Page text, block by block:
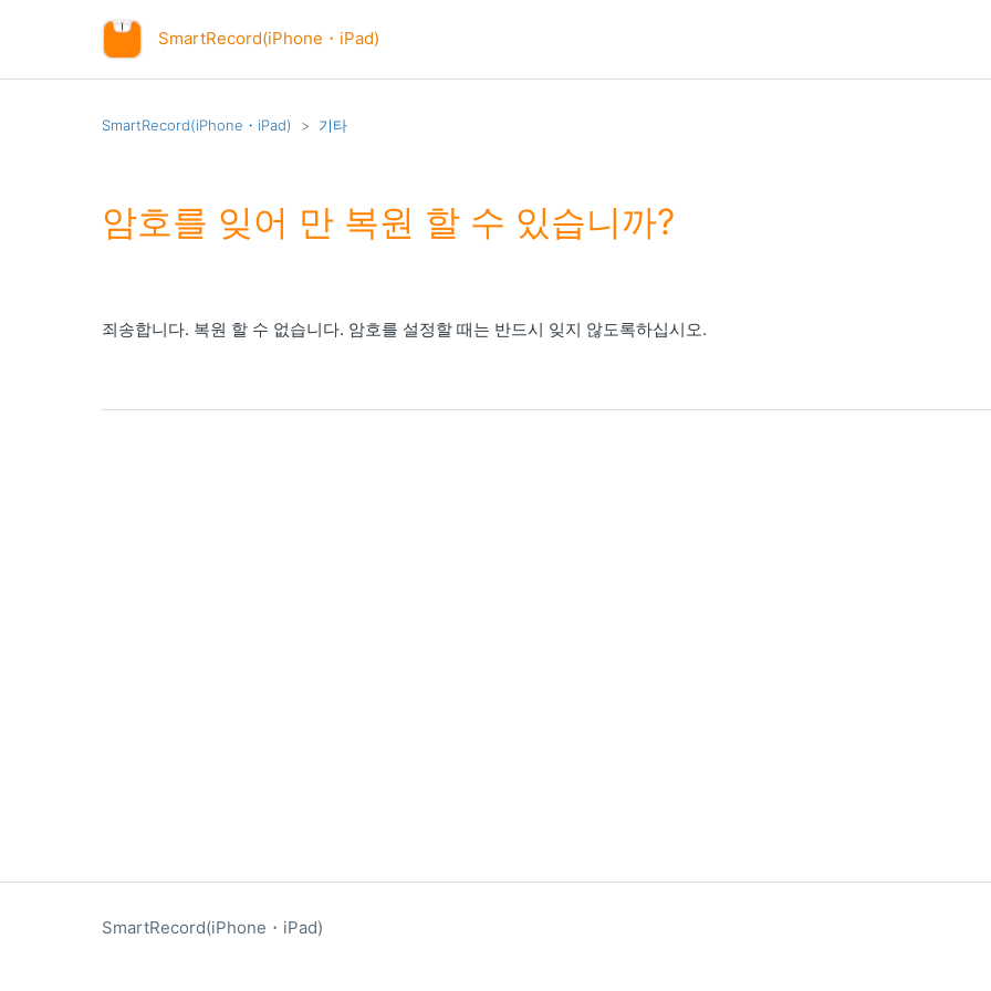
SmartRecord(iPhone・iPad)
SmartRecord(iPhone・iPad) 기타
암호를 잊어 만 복원 할 수 있습니까?
죄송합니다. 복원 할 수 없습니다. 암호를 설정할 때는 반드시 잊지 않도록하십시오.
SmartRecord(iPhone・iPad)